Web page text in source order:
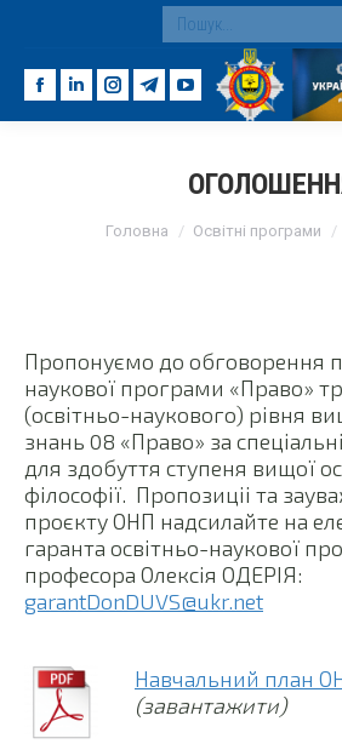
Search:
Facebook
page
Linkedin
page
new
Instagram
page
new
Telegram
page
new
YouTube
page
in
new
Головна Освітні програми
Пропонуємо до обговорення
наукової програми «Право»
(освітньо-наукового) рівня
знань 08 «Право» за
для здобуття ступеня вищої
філософії. Пропозиціі та
проєкту ОНП надсилайте на
гаранта освітньо-наукової
професора Олексія ОДЕРІЯ:
garantDonDUVS@ukr.net
Навчальний план
(завантажити)